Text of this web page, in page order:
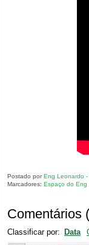
Postado porEng Leonardo
Marcadores:Espaço do Eng
Comentários (
Classificar por: Data